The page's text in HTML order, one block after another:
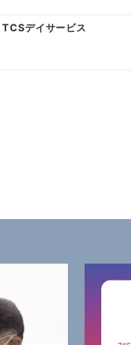
TCSデイサービス